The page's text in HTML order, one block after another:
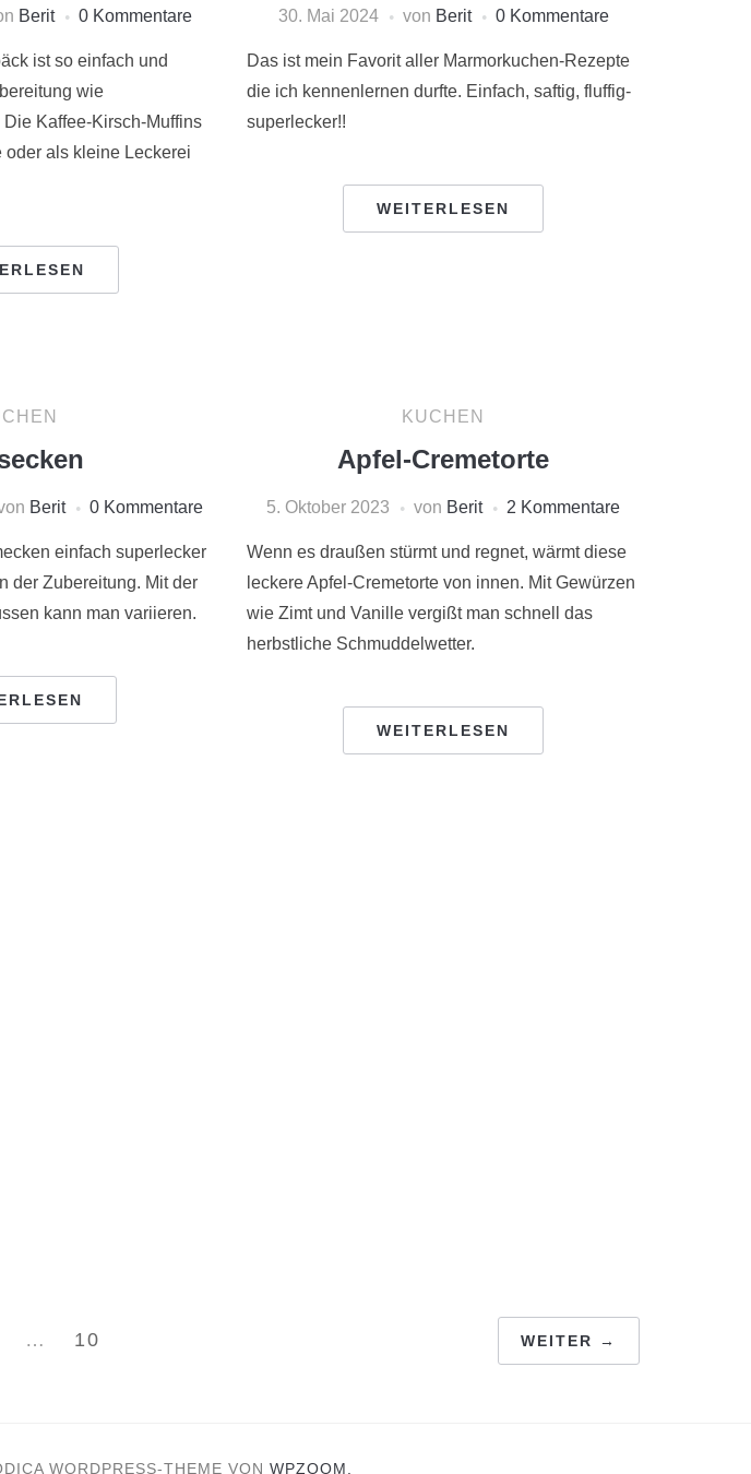
Berit 0 Kommentare
ist so einfach und
wie
Kaffee-Kirsch-Muffins
oder als kleine Leckerei
30. Mai 2024 von Berit 0 Kommentare
Das ist mein Favorit aller Marmorkuchen-Rezepte
die ich kennenlernen durfte. Einfach, saftig, fluffig-
superlecker!!
WEITERLESEN
Berit 0 Kommentare
einfach superlecker
der Zubereitung. Mit der
kann man variieren.
KUCHEN
Apfel-Cremetorte
5. Oktober 2023 von Berit 2 Kommentare
Wenn es draußen stürmt und regnet, wärmt diese
leckere Apfel-Cremetorte von innen. Mit Gewürzen
wie Zimt und Vanille vergißt man schnell das
herbstliche Schmuddelwetter.
WEITERLESEN
… 10 WEITER →
WORDPRESS-THEME VON WPZOOM.